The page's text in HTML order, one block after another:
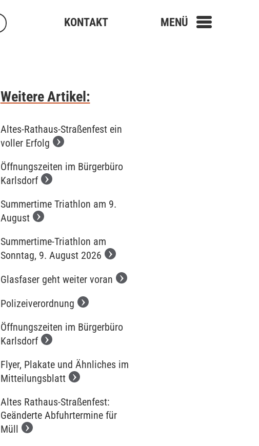
KONTAKT MENÜ
Weitere Artikel:
Altes-Rathaus-Straßenfest ein
voller Erfolg
Öffnungszeiten im Bürgerbüro
Karlsdorf
Summertime Triathlon am 9.
August
Summertime-Triathlon am
Sonntag, 9. August 2026
Glasfaser geht weiter voran
Polizeiverordnung
Öffnungszeiten im Bürgerbüro
Karlsdorf
Flyer, Plakate und Ähnliches im
Mitteilungsblatt
Altes Rathaus-Straßenfest:
Geänderte Abfuhrtermine für
Müll